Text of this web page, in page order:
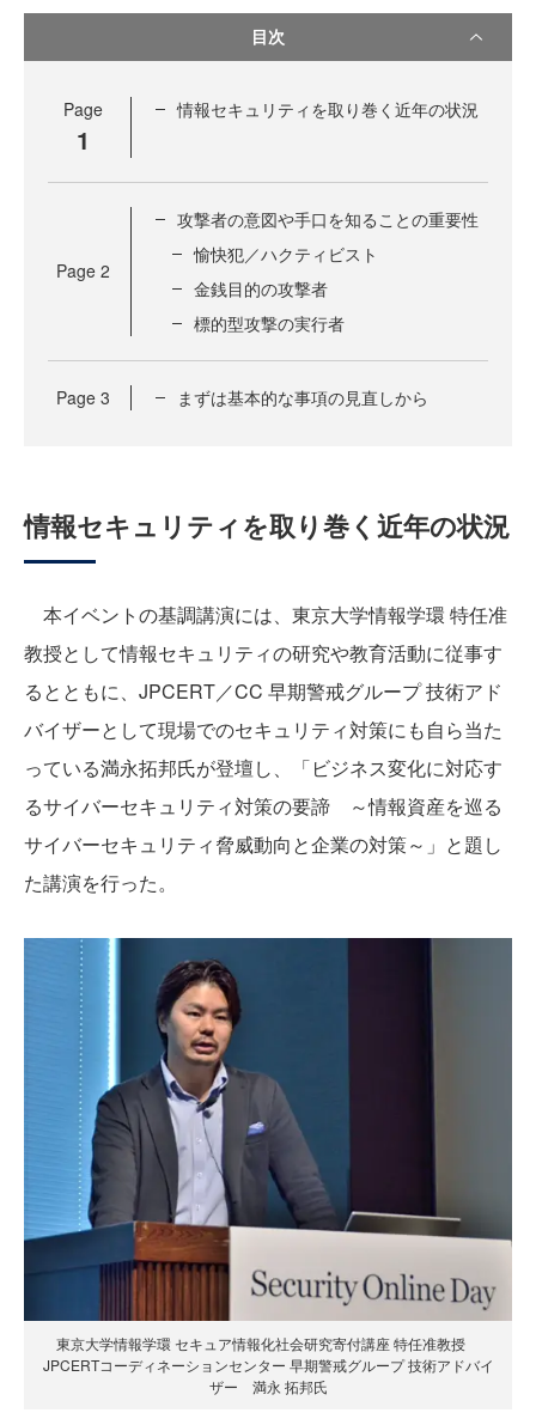
目次
Page
1
情報セキュリティを取り巻く近年の状況
Page 2
攻撃者の意図や手口を知ることの重要性
愉快犯／ハクティビスト
金銭目的の攻撃者
標的型攻撃の実行者
Page 3 まずは基本的な事項の見直しから
情報セキュリティを取り巻く近年の状況
本イベントの基調講演には、東京大学情報学環 特任准
教授として情報セキュリティの研究や教育活動に従事す
るとともに、JPCERT／CC 早期警戒グループ 技術アド
バイザーとして現場でのセキュリティ対策にも自ら当た
っている満永拓邦氏が登壇し、「ビジネス変化に対応す
るサイバーセキュリティ対策の要諦 ～情報資産を巡る
サイバーセキュリティ脅威動向と企業の対策～」と題し
た講演を行った。
東京大学情報学環 セキュア情報化社会研究寄付講座 特任准教授
JPCERTコーディネーションセンター 早期警戒グループ 技術アドバイ
ザー 満永 拓邦氏